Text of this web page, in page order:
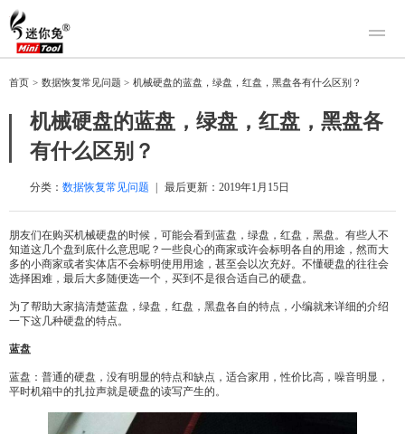
产品
迷你兔分区向导
迷你兔数据备份
下载
购买
人工恢复
关于我们
联系我们
首页 > 数据恢复常见问题 > 机械硬盘的蓝盘，绿盘，红盘，黑盘各有什么区别？
机械硬盘的蓝盘，绿盘，红盘，黑盘各
有什么区别？
分类： 数据恢复常见问题 最后更新： 2019年1月15日
朋友们在购买机械硬盘的时候，可能会看到蓝盘，绿盘，红盘，黑盘。有些人不
知道这几个盘到底什么意思呢？一些良心的商家或许会标明各自的用途，然而大
多的小商家或者实体店不会标明使用用途，甚至会以次充好。不懂硬盘的往往会
选择困难，最后大多随便选一个，买到不是很合适自己的硬盘。
为了帮助大家搞清楚蓝盘，绿盘，红盘，黑盘各自的特点，小编就来详细的介绍
一下这几种硬盘的特点。
蓝盘
蓝盘：普通的硬盘，没有明显的特点和缺点，适合家用，性价比高，噪音明显，
平时机箱中的扎拉声就是硬盘的读写产生的。